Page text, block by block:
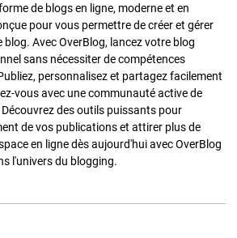
de blogs en ligne, moderne et en
pour vous permettre de créer et gérer
Avec OverBlog, lancez votre blog
sans nécessiter de compétences
personnalisez et partagez facilement
vous avec une communauté active de
des outils puissants pour
de vos publications et attirer plus de
en ligne dès aujourd'hui avec OverBlog
l'univers du blogging.